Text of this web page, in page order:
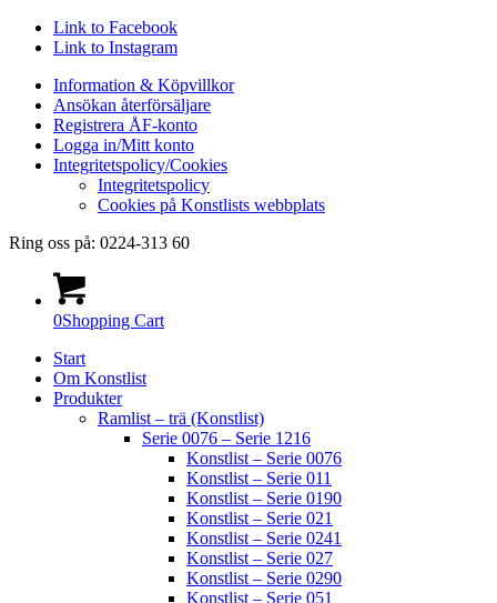
Link to Facebook
Link to Instagram
Information & Köpvillkor
Ansökan återförsäljare
Registrera ÅF-konto
Logga in/Mitt konto
Integritetspolicy/Cookies
Integritetspolicy
Cookies på Konstlists webbplats
Ring oss på: 0224-313 60
0Shopping Cart
Start
Om Konstlist
Produkter
Ramlist – trä (Konstlist)
Serie 0076 – Serie 1216
Konstlist – Serie 0076
Konstlist – Serie 011
Konstlist – Serie 0190
Konstlist – Serie 021
Konstlist – Serie 0241
Konstlist – Serie 027
Konstlist – Serie 0290
Konstlist – Serie 051